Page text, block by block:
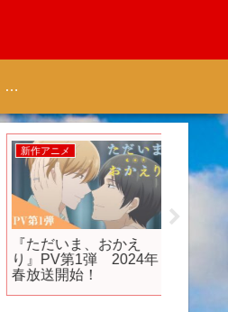
特定商取引法に基づく表記（商取引に関する開示）
新作アニメ
『ただいま、おかえ
り』PV第1弾 2024年
春放送開始！
ィな新